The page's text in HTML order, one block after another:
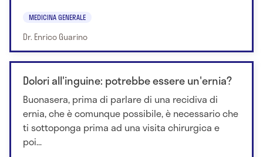
MEDICINA GENERALE
Dr. Enrico Guarino
Dolori all'inguine: potrebbe essere un'ernia?
Buonasera, prima di parlare di una recidiva di
ernia, che è comunque possibile, è necessario che
ti sottoponga prima ad una visita chirurgica e
poi...